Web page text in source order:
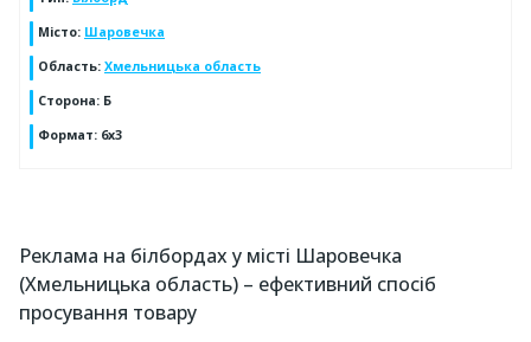
Місто: Шаровечка
Область: Хмельницька область
Сторона: Б
Формат: 6х3
Реклама на білбордах у місті Шаровечка
(Хмельницька область) – ефективний спосіб
просування товару